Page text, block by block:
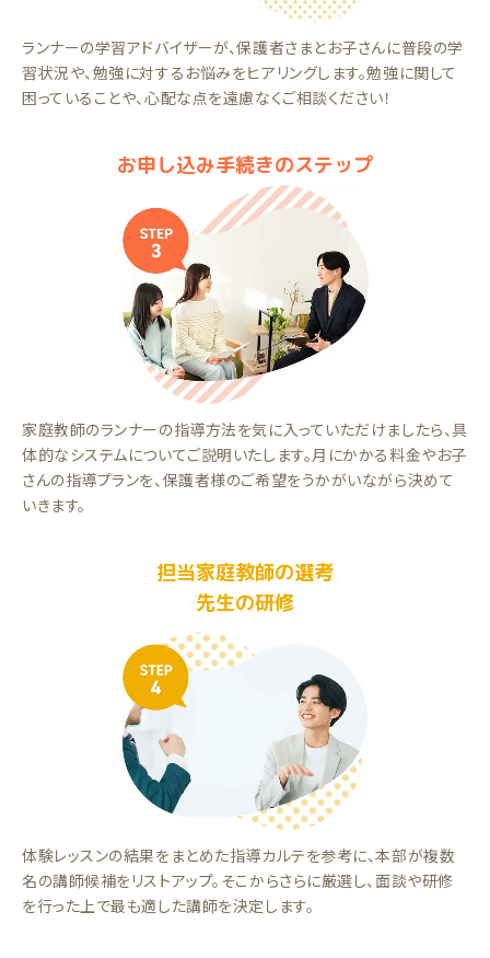
ランナーの学習アドバイザーが、保護者さまとお子さんに普段の学
習状況や、勉強に対するお悩みをヒアリングします。勉強に関して
困っていることや、心配な点を遠慮なくご相談ください！
お申し込み手続きのステップ
家庭教師のランナーの指導方法を気に入っていただけましたら、具
体的なシステムについてご説明いたします。月にかかる料金やお子
さんの指導プランを、保護者様のご希望をうかがいながら決めて
いきます。
担当家庭教師の選考
先生の研修
体験レッスンの結果をまとめた指導カルテを参考に、本部が複数
名の講師候補をリストアップ。そこからさらに厳選し、面談や研修
を行った上で最も適した講師を決定します。